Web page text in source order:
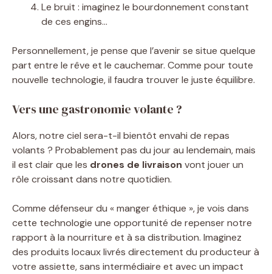
Le bruit : imaginez le bourdonnement constant
de ces engins…
Personnellement, je pense que l’avenir se situe quelque
part entre le rêve et le cauchemar. Comme pour toute
nouvelle technologie, il faudra trouver le juste équilibre.
Vers une gastronomie volante ?
Alors, notre ciel sera-t-il bientôt envahi de repas
volants ? Probablement pas du jour au lendemain, mais
il est clair que les drones de livraison vont jouer un
rôle croissant dans notre quotidien.
Comme défenseur du « manger éthique », je vois dans
cette technologie une opportunité de repenser notre
rapport à la nourriture et à sa distribution. Imaginez
des produits locaux livrés directement du producteur à
votre assiette, sans intermédiaire et avec un impact